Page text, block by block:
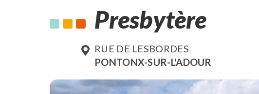
Presbytère
RUE DE LESBORDES
PONTONX-SUR-L'ADOUR